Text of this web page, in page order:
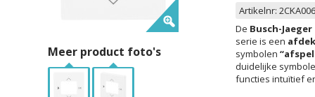
Artikelnr:
De Busch-Jaeger
serie is een
symbolen
duidelijke
functies intuïtief
Meer product foto's